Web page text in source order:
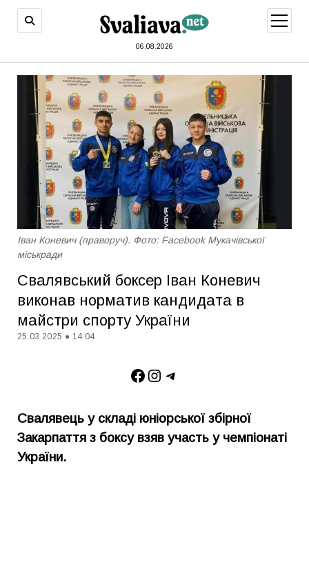
06.08.2026
меню
Іван Коневич (праворуч). Фото: Facebook Мукачівської
міськради
Свалявський боксер Іван Коневич
виконав норматив кандидата в
майстри спорту України
25.03.2025 ● 14:04
Facebook
Instagram
Telegram
Свалявець у складі юніорської збірної
Закарпаття з боксу взяв участь у чемпіонаті
України.